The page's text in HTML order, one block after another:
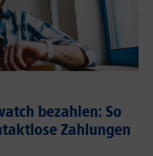
bezahlen: So
Zahlungen